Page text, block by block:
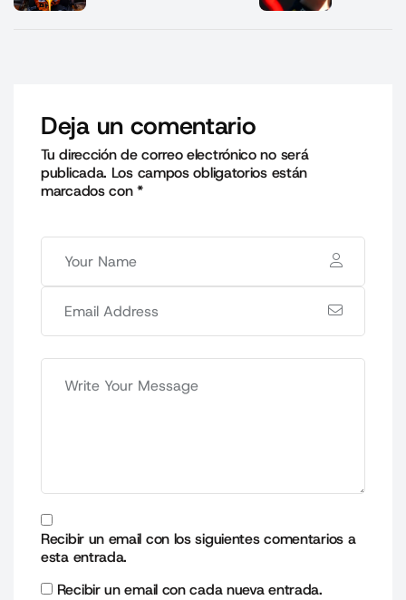
Deja un comentario
Tu dirección de correo electrónico no será
publicada. Los campos obligatorios están
marcados con*
Recibir un email con los siguientes comentarios a
esta entrada.
Recibir un email con cada nueva entrada.